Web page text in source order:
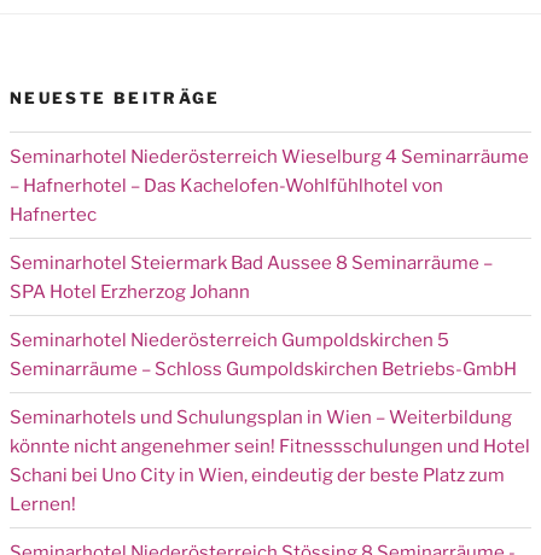
NEUESTE BEITRÄGE
Seminarhotel Niederösterreich Wieselburg 4 Seminarräume
– Hafnerhotel – Das Kachelofen-Wohlfühlhotel von
Hafnertec
Seminarhotel Steiermark Bad Aussee 8 Seminarräume –
SPA Hotel Erzherzog Johann
Seminarhotel Niederösterreich Gumpoldskirchen 5
Seminarräume – Schloss Gumpoldskirchen Betriebs-GmbH
Seminarhotels und Schulungsplan in Wien – Weiterbildung
könnte nicht angenehmer sein! Fitnessschulungen und Hotel
Schani bei Uno City in Wien, eindeutig der beste Platz zum
Lernen!